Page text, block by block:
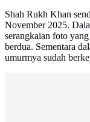
Shah Rukh Khan
November 2025.
serangkaian foto
berdua. Sementara
umurmya sudah